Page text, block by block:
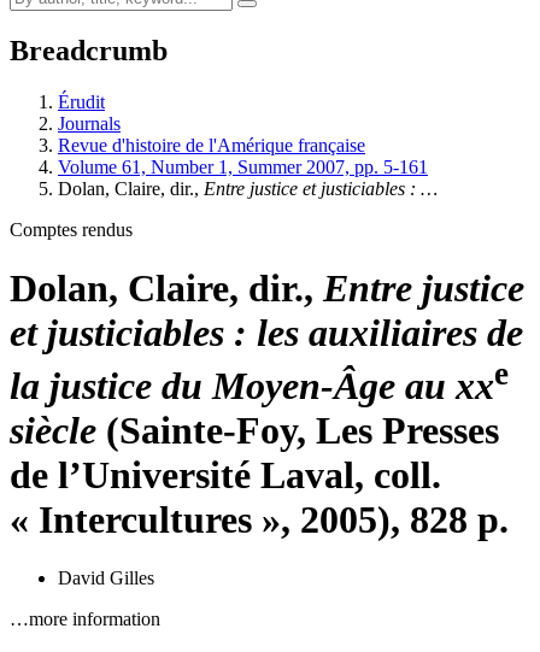
Breadcrumb
Érudit
Journals
Revue d'histoire de l'Amérique française
Volume 61, Number 1, Summer 2007, pp. 5-161
Dolan, Claire, dir., Entre justice et justiciables : …
Comptes rendus
Dolan, Claire, dir., Entre justice
et justiciables : les auxiliaires de
la justice du Moyen-Âge auxxe
siècle (Sainte-Foy, Les Presses
de l’Université Laval, coll.
« Intercultures », 2005), 828 p.
David Gilles
…more information